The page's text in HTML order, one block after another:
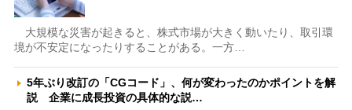
大規模な災害が起きると、株式市場が大きく動いたり、取引環
境が不安定になったりすることがある。一方…
5年ぶり改訂の「CGコード」、何が変わったのかポイントを解
説 企業に成長投資の具体的な説…